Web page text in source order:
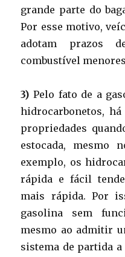
grande parte do
Por esse motivo,
adotam prazos
combustível
3) Pelo fato de a
hidrocarbonetos,
propriedades
estocada, mesmo
exemplo, os
rápida e fácil
mais rápida. Por
gasolina sem
mesmo ao admitir
sistema de partida